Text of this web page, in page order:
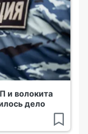
и волокита
дело